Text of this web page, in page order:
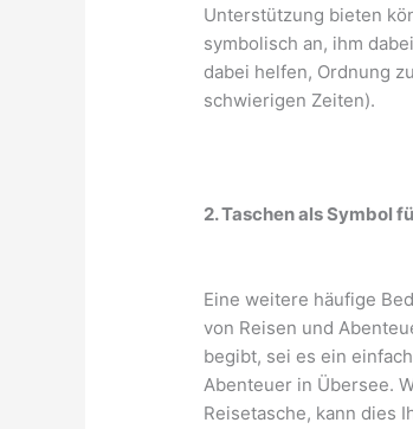
Unterstützung bieten
symbolisch an, ihm
dabei helfen, Ordnung
schwierigen Zeiten).
2. Taschen als Symbol
Eine weitere häufige
von Reisen und
begibt, sei es ein
Abenteuer in Übersee.
Reisetasche, kann dies